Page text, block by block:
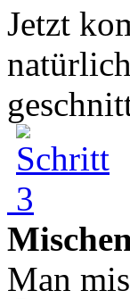
Jetzt
Man